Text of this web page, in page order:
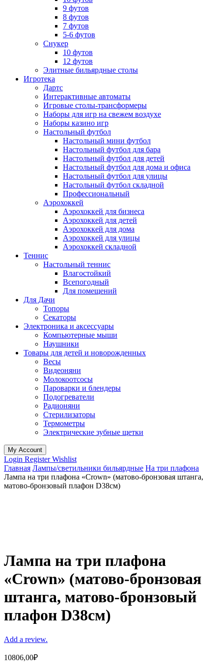
9 футов
8 футов
7 футов
5-6 футов
Снукер
10 футов
12 футов
Элитные бильярдные столы
Игротека
Дартс
Интерактивные автоматы
Игровые столы-трансформеры
Наборы для игр на свежем воздухе
Наборы казино игр
Настольный футбол
Настольный мини футбол
Настольный футбол для бара
Настольный футбол для детей
Настольный футбол для дома и офиса
Настольный футбол для улицы
Настольный футбол складной
Профессиональный
Аэрохоккей
Аэрохоккей для бизнеса
Аэрохоккей для детей
Аэрохоккей для дома
Аэрохоккей для улицы
Аэрохоккей складной
Теннис
Настольный теннис
Влагостойкий
Всепогодный
Для помещений
Для Дачи
Топоры
Секаторы
Электроника и аксессуары
Компьютерные мыши
Наушники
Товары для детей и новорожденных
Весы
Видеоняни
Молокоотсосы
Пароварки и блендеры
Подогреватели
Радионяни
Стерилизаторы
Термометры
Электрические зубные щетки
My Account
Login RegisterWishlist
Главная Лампы/светильники бильярдные На три плафона
Лампа на три плафона «Crown» (матово-бронзовая штанга,
матово-бронзовый плафон D38см)
Лампа на три плафона
«Crown» (матово-бронзовая
штанга, матово-бронзовый
плафон D38см)
Add a review.
10806,00₽